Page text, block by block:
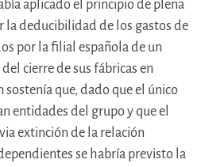
aplicado el principio de plena
la deducibilidad de los gastos de
por la filial española de un
cierre de sus fábricas en
sostenía que, dado que el único
entidades del grupo y que el
extinción de la relación
se habría previsto la